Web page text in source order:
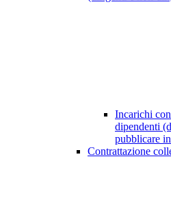
Incarichi
dipendenti
pubblicare
Contrattazione